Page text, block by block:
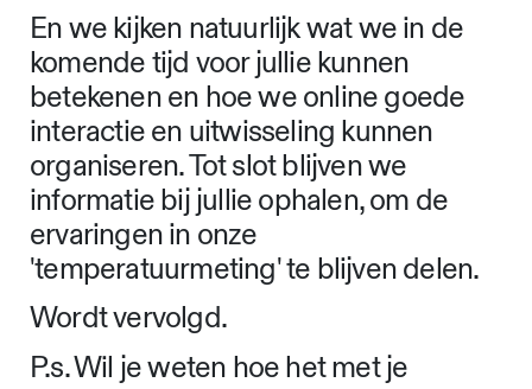
En we kijken natuurlijk wat we in de
komende tijd voor jullie kunnen
betekenen en hoe we online goede
interactie en uitwisseling kunnen
organiseren. Tot slot blijven we
informatie bij jullie ophalen, om de
ervaringen in onze
'temperatuurmeting' te blijven delen.
Wordt vervolgd.
P.s. Wil je weten hoe het met je